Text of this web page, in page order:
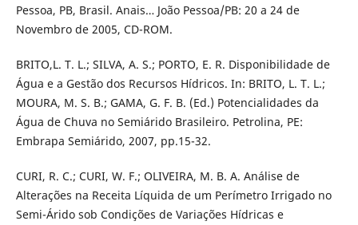
Pessoa, PB, Brasil. Anais… João Pessoa/PB: 20 a 24 de
Novembro de 2005, CD-ROM.
BRITO,L. T. L.; SILVA, A. S.; PORTO, E. R. Disponibilidade de
Água e a Gestão dos Recursos Hídricos. In: BRITO, L. T. L.;
MOURA, M. S. B.; GAMA, G. F. B. (Ed.) Potencialidades da
Água de Chuva no Semiárido Brasileiro. Petrolina, PE:
Embrapa Semiárido, 2007, pp.15-32.
CURI, R. C.; CURI, W. F.; OLIVEIRA, M. B. A. Análise de
Alterações na Receita Líquida de um Perímetro Irrigado no
Semi-Árido sob Condições de Variações Hídricas e